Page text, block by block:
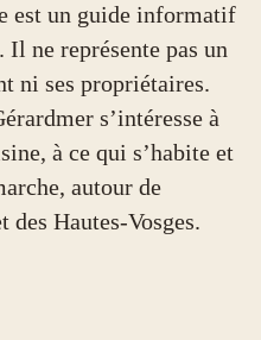
est un guide informatif
Il ne représente pas un
ni ses propriétaires.
s’intéresse à
à ce qui s’habite et
autour de
des Hautes-Vosges.